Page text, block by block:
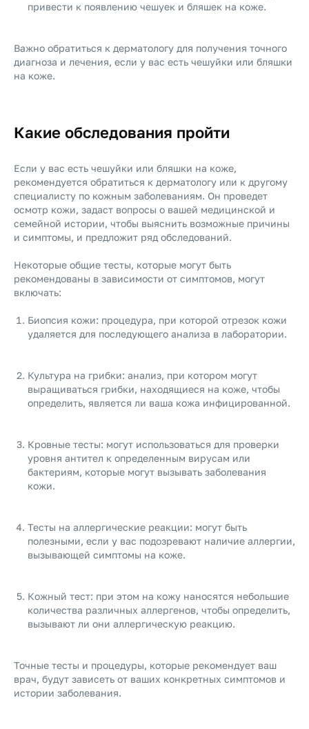
привести к появлению чешуек и бляшек на коже.
Важно обратиться к дерматологу для получения точного
диагноза и лечения, если у вас есть чешуйки или бляшки
на коже.
Какие обследования пройти
Если у вас есть чешуйки или бляшки на коже,
рекомендуется обратиться к дерматологу или к другому
специалисту по кожным заболеваниям. Он проведет
осмотр кожи, задаст вопросы о вашей медицинской и
семейной истории, чтобы выяснить возможные причины
и симптомы, и предложит ряд обследований.
Некоторые общие тесты, которые могут быть
рекомендованы в зависимости от симптомов, могут
включать:
Биопсия кожи: процедура, при которой отрезок кожи
удаляется для последующего анализа в лаборатории.
Культура на грибки: анализ, при котором могут
выращиваться грибки, находящиеся на коже, чтобы
определить, является ли ваша кожа инфицированной.
Кровные тесты: могут использоваться для проверки
уровня антител к определенным вирусам или
бактериям, которые могут вызывать заболевания
кожи.
Тесты на аллергические реакции: могут быть
полезными, если у вас подозревают наличие аллергии,
вызывающей симптомы на коже.
Кожный тест: при этом на кожу наносятся небольшие
количества различных аллергенов, чтобы определить,
вызывают ли они аллергическую реакцию.
Точные тесты и процедуры, которые рекомендует ваш
врач, будут зависеть от ваших конкретных симптомов и
истории заболевания.